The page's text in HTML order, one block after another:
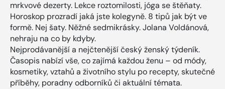
mrkvové dezerty. Lekce roztomilosti, jóga se štěňaty.
Horoskop prozradí jaká jste kolegyně. 8 tipů jak být ve
formě. Nej šaty. Něžné sedmikrásky. Jolana Voldánová,
nehraju na co by kdyby.
Nejprodávanější a nejčtenější český ženský týdeník.
Časopis nabízí vše, co zajímá každou ženu – od módy,
kosmetiky, vztahů a životního stylu po recepty, skutečné
příběhy, poradny odborníků či aktuální témata.